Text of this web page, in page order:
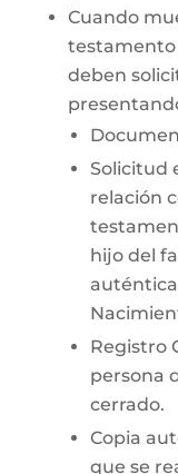
Cuando
testamento
deben
Solicitud
relación
hijo del
auténtica
Registro
persona
cerrado.
Copia
que se